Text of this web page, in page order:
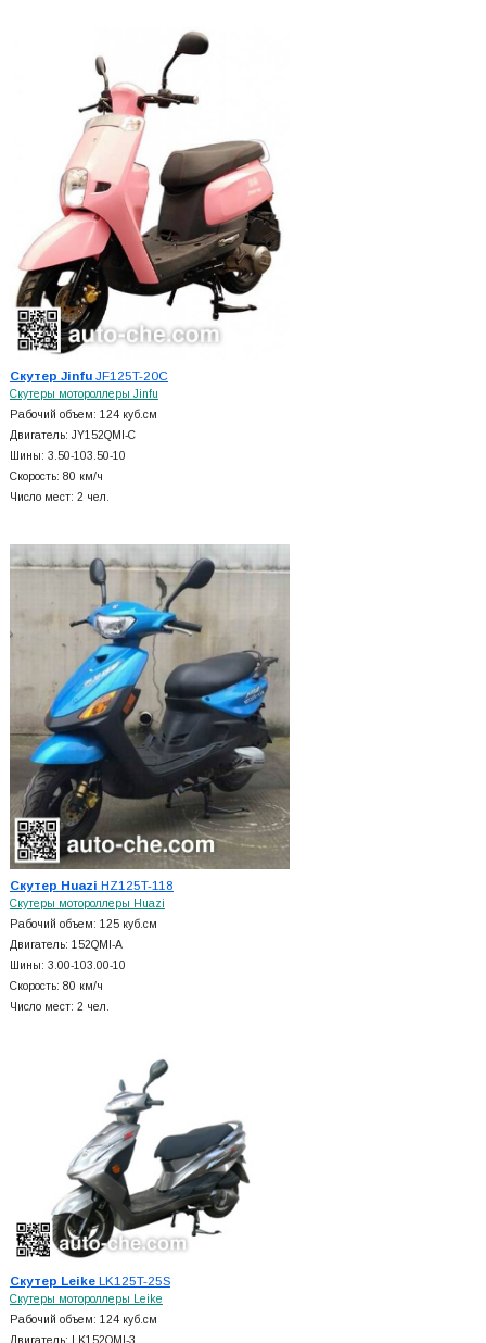
Скутер JinfuJF125T-20C
Скутеры мотороллеры Jinfu
Рабочий объем: 124 куб.см
Двигатель: JY152QMI-C
Шины: 3.50-103.50-10
Скорость: 80 км/ч
Число мест: 2 чел.
Скутер Huazi HZ125T-118
Скутеры мотороллеры Huazi
Рабочий объем: 125 куб.см
Двигатель: 152QMI-A
Шины: 3.00-103.00-10
Скорость: 80 км/ч
Число мест: 2 чел.
Скутер LeikeLK125T-25S
Скутеры мотороллеры Leike
Рабочий объем: 124 куб.см
Двигатель: LK152QMI-3